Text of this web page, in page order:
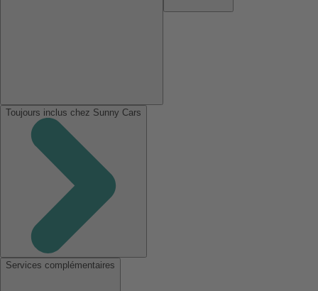
Toujours inclus chez Sunny Cars
Services complémentaires